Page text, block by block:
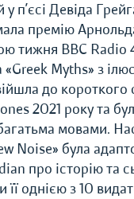
п’єсі Девіда
премію
тижня BBC Radio
«Greek Myths» з
до короткого
2021 року та
мовами.
Noise» була
про історію та
її однією з 10